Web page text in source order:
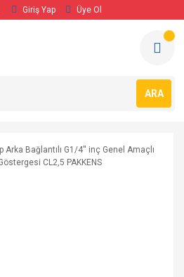
Giriş Yap Üye Ol
ARA